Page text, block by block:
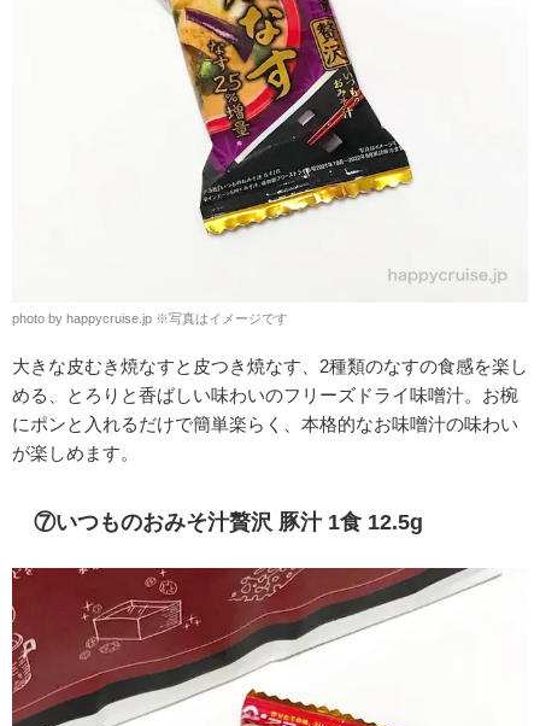
photo by happycruise.jp ※写真はイメージです
大きな皮むき焼なすと皮つき焼なす、2種類のなすの食感を楽し
める、とろりと香ばしい味わいのフリーズドライ味噌汁。お椀
にポンと入れるだけで簡単楽らく、本格的なお味噌汁の味わい
が楽しめます。
⑦いつものおみそ汁贅沢 豚汁 1食 12.5g